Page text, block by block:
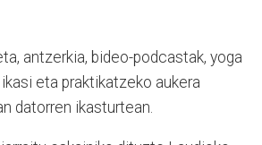
antzerkia, bideo-podcastak, yoga
eta praktikatzeko aukera
datorren ikasturtean.